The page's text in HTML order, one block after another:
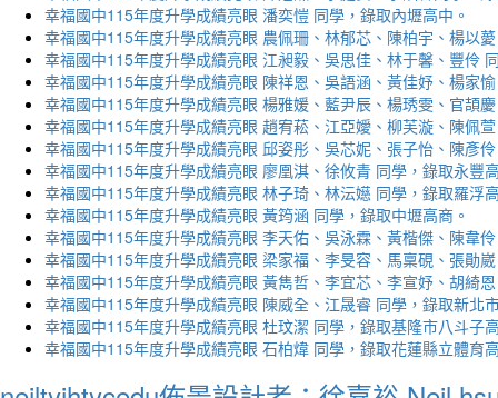
幸福國中115年度升學成績亮眼 潘奕愷 同學，錄取內壢高中。
幸福國中115年度升學成績亮眼 農佩珊、林郁芯、陳柏宇、楊以
幸福國中115年度升學成績亮眼 江昶毅、吳思佳、林于馨、豐伶
幸福國中115年度升學成績亮眼 陳祥恩、吳語涵、黃佳妤、楊家
幸福國中115年度升學成績亮眼 楊雅媛、藍尹辰、楊琇雯、官頡
幸福國中115年度升學成績亮眼 趙宥菘、江亞嬡、柳芙漩、陳佩
幸福國中115年度升學成績亮眼 邱姿彤、吳芯妮、張子怡、陳彥
幸福國中115年度升學成績亮眼 廖凰淇、徐攸青 同學，錄取永豐
幸福國中115年度升學成績亮眼 林子琦、林沄嬨 同學，錄取羅浮
幸福國中115年度升學成績亮眼 黃筠涵 同學，錄取中壢高商。
幸福國中115年度升學成績亮眼 李天佑、吳泳霖、黃楷傑、陳韋
幸福國中115年度升學成績亮眼 梁家福、李旻容、馬稟硯、張勛
幸福國中115年度升學成績亮眼 黃雋哲、李宜芯、李宣妤、胡綺
幸福國中115年度升學成績亮眼 陳威全、江晟睿 同學，錄取新北
幸福國中115年度升學成績亮眼 杜玟潔 同學，錄取基隆市八斗子
幸福國中115年度升學成績亮眼 石柏煒 同學，錄取花蓮縣立體育